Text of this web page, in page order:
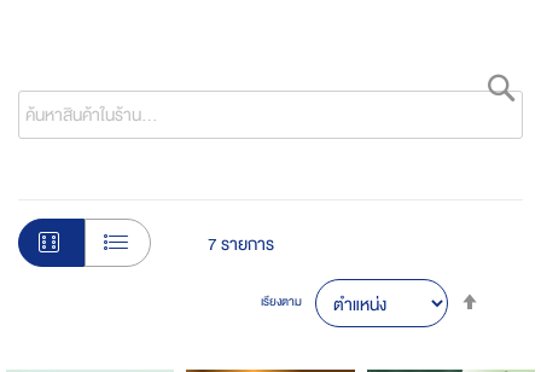
7รายการ
เรียงตาม